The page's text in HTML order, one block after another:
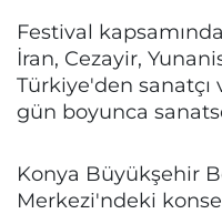
Festival
İran, Cezayir,
Türkiye'den sanatçı
gün boyunca
Konya Büyükşehir
Merkezi'ndeki